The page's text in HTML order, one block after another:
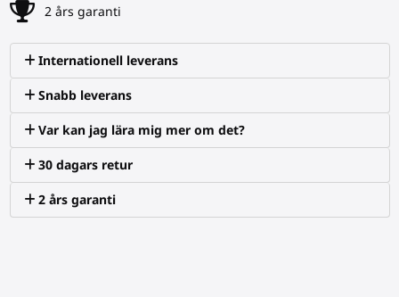
2 års garanti
Internationell leverans
Snabb leverans
Var kan jag lära mig mer om det?
30 dagars retur
2 års garanti